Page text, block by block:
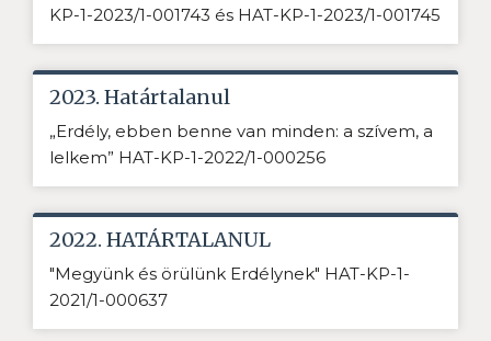
KP-1-2023/1-001743 és HAT-KP-1-2023/1-001745
2023. Határtalanul
„Erdély, ebben benne van minden: a szívem, a
lelkem” HAT-KP-1-2022/1-000256
2022. HATÁRTALANUL
"Megyünk és örülünk Erdélynek" HAT-KP-1-
2021/1-000637